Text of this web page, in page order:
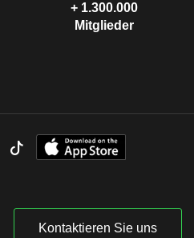
+ 1.300.000
Mitglieder
Kontaktieren Sie uns